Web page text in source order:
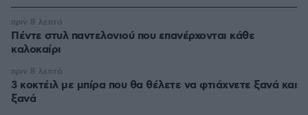
Πέντε στυλ παντελονιού που επανέρχονται κάθε
καλοκαίρι
πριν 8 λεπτά
3 κοκτέιλ με μπίρα που θα θέλετε να φτιάχνετε ξανά και
ξανά
πριν 8 λεπτά